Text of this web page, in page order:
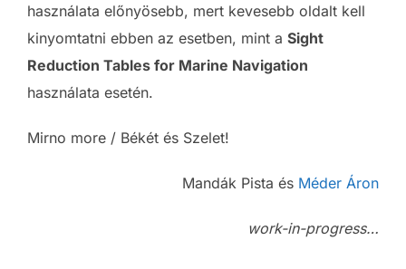
használata előnyösebb, mert kevesebb oldalt kell
kinyomtatni ebben az esetben, mint a Sight
Reduction Tables for Marine Navigation
használata esetén.
Mirno more / Békét és Szelet!
Mandák Pista és Méder Áron
work-in-progress…